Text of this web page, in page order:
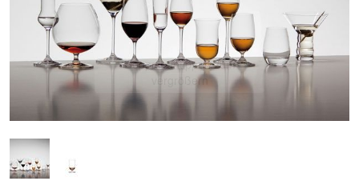
Doppelt antippen zum
vergrößern